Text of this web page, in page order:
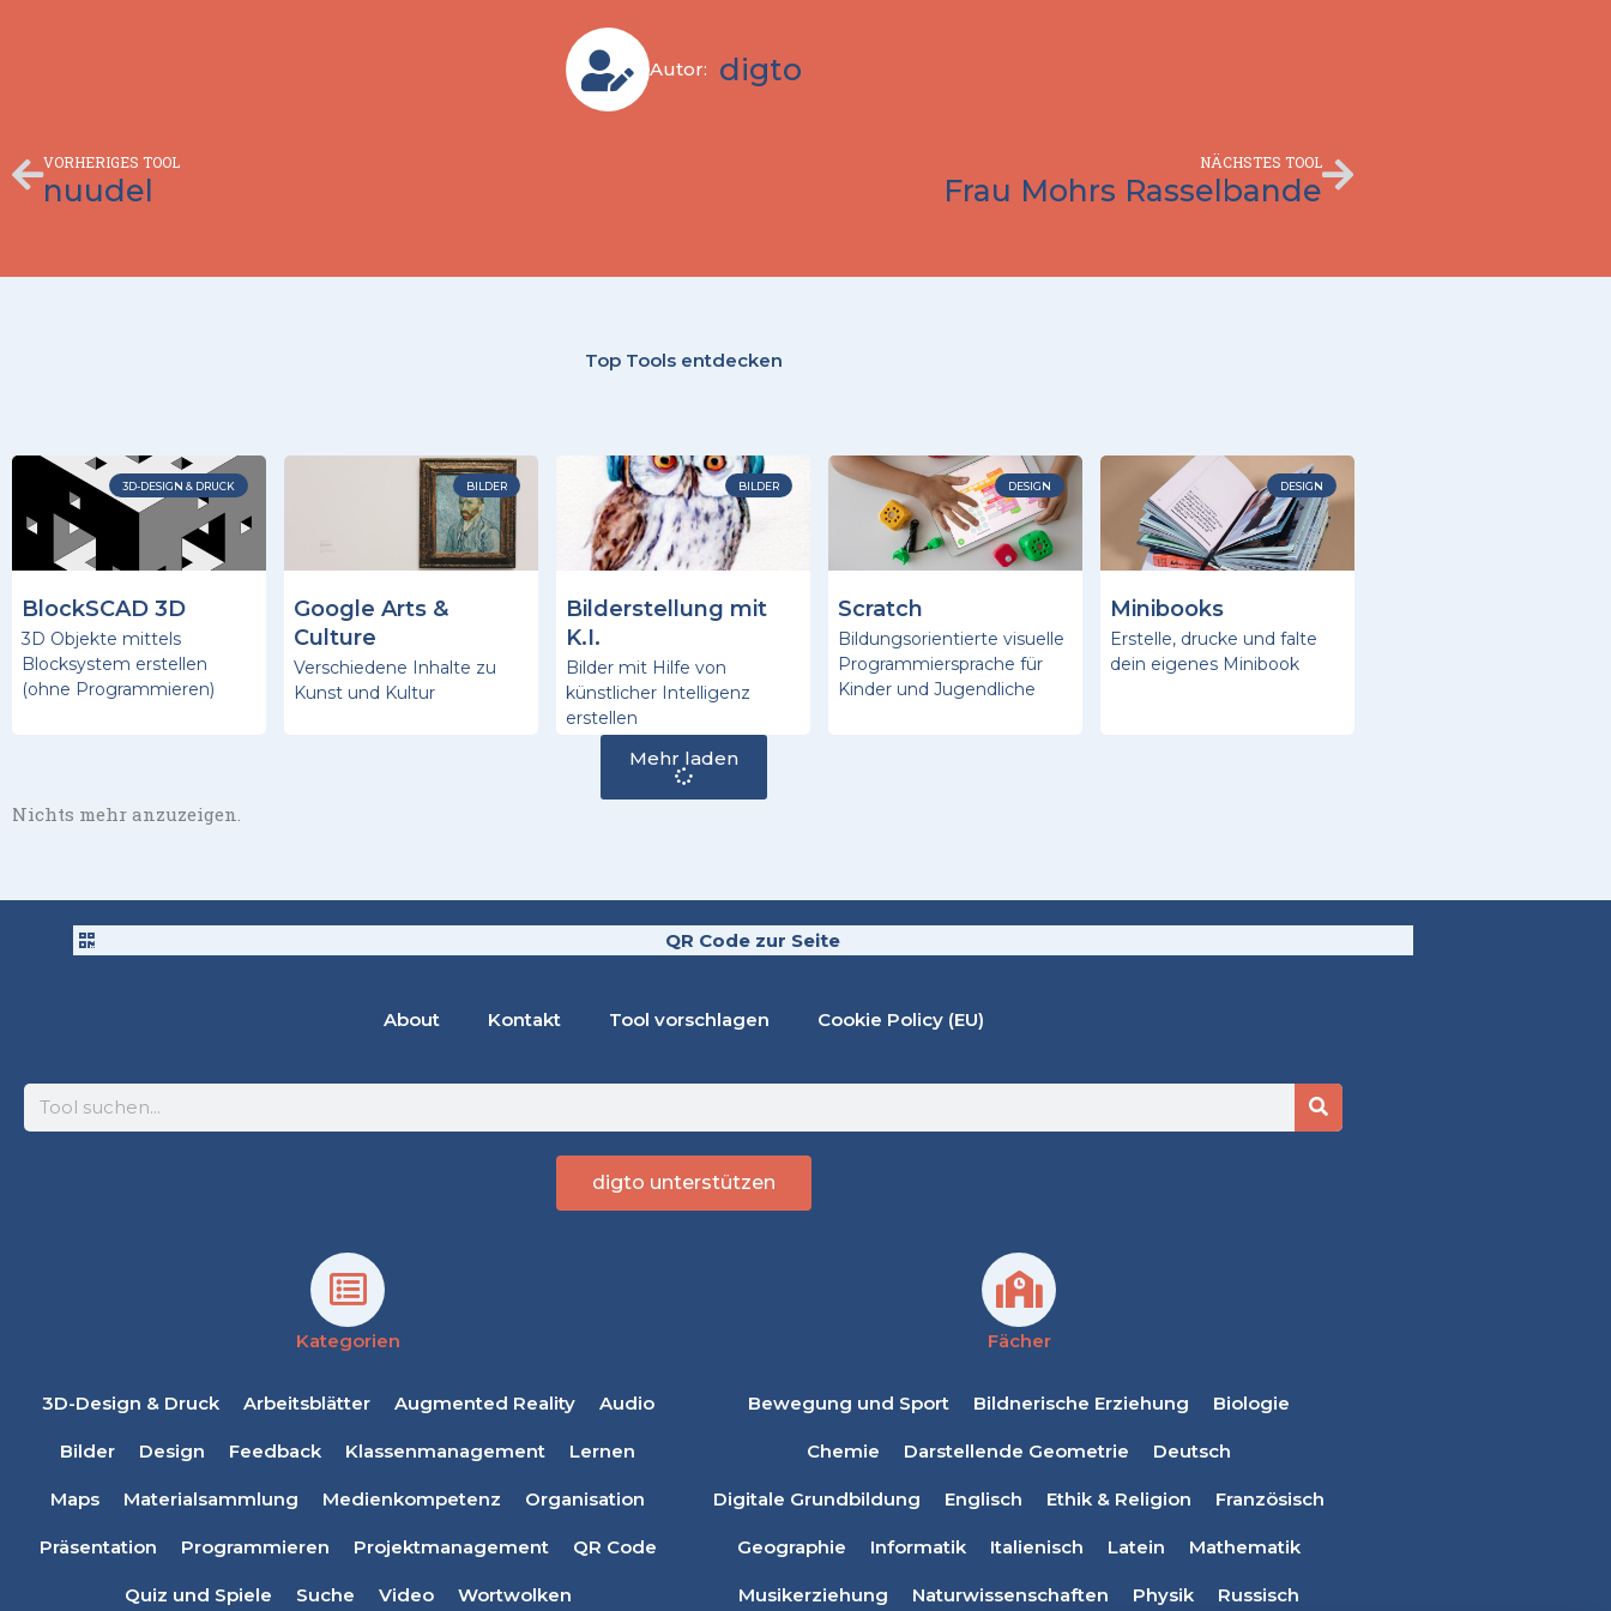
Autor: digto
VORHERIGES TOOL
nuudel
NÄCHSTES TOOL
Frau Mohrs Rasselbande
Top Tools entdecken
3D-DESIGN & DRUCK
BlockSCAD 3D
3D Objekte mittels
Blocksystem erstellen
(ohne Programmieren)
BILDER
Google Arts &
Culture
Verschiedene Inhalte zu
Kunst und Kultur
BILDER
Bilderstellung mit
K.I.
Bilder mit Hilfe von
künstlicher Intelligenz
erstellen
DESIGN
Scratch
Bildungsorientierte visuelle
Programmiersprache für
Kinder und Jugendliche
DESIGN
Minibooks
Erstelle, drucke und falte
dein eigenes Minibook
Mehr laden
Nichts mehr anzuzeigen.
QR Code zur Seite
About Kontakt Tool vorschlagen Cookie Policy (EU)
Suche
digto unterstützen
Kategorien
3D-Design & Druck Arbeitsblätter Augmented Reality Audio
Bilder Design Feedback Klassenmanagement Lernen
Maps Materialsammlung Medienkompetenz Organisation
Präsentation Programmieren Projektmanagement QR Code
Quiz und Spiele Suche Video Wortwolken
Fächer
Bewegung und Sport Bildnerische Erziehung Biologie
Chemie Darstellende Geometrie Deutsch
Digitale Grundbildung Englisch Ethik & Religion Französisch
Geographie Informatik Italienisch Latein Mathematik
Musikerziehung Naturwissenschaften Physik Russisch